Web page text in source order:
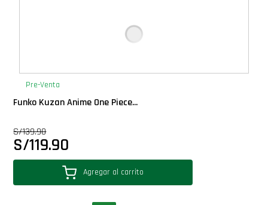
Pre-Venta
Funko Kuzan Anime One Piece...
S/139.90
S/119.90
Agregar al carrito